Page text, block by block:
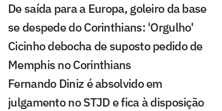
De saída para a Europa, goleiro da base
se despede do Corinthians: 'Orgulho'
Cicinho debocha de suposto pedido de
Memphis no Corinthians
Fernando Diniz é absolvido em
julgamento no STJD e fica à disposição